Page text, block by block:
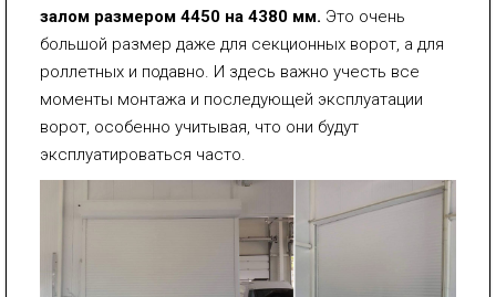
залом размером 4450 на 4380 мм. Это очень
большой размер даже для секционных ворот, а для
роллетных и подавно. И здесь важно учесть все
моменты монтажа и последующей эксплуатации
ворот, особенно учитывая, что они будут
эксплуатироваться часто.